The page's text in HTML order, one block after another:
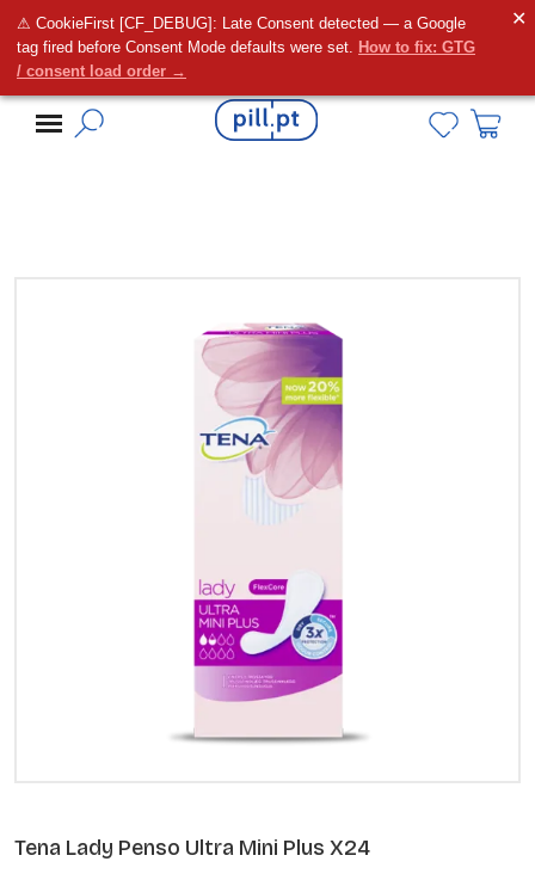
⚠ CookieFirst [CF_DEBUG]: Late Consent detected — a Google
tag fired before Consent Mode defaults were set. How to fix: GTG
/ consent load order →
✕
Alguma dúvida?
Tena Lady Penso Ultra Mini Plus X24